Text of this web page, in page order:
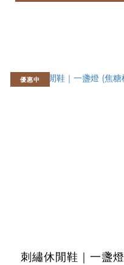
優惠中
刺繡休閒鞋｜一盞燈